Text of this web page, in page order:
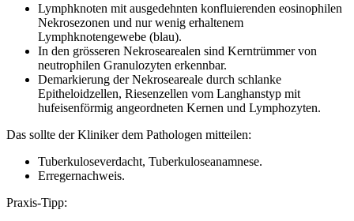
Lymphknoten mit ausgedehnten konfluierenden eosinophilen
Nekrosezonen und nur wenig erhaltenem
Lymphknotengewebe (blau).
In den grösseren Nekrosearealen sind Kerntrümmer von
neutrophilen Granulozyten erkennbar.
Demarkierung der Nekroseareale durch schlanke
Epitheloidzellen, Riesenzellen vom Langhanstyp mit
hufeisenförmig angeordneten Kernen und Lymphozyten.
Das sollte der Kliniker dem Pathologen mitteilen:
Tuberkuloseverdacht, Tuberkuloseanamnese.
Erregernachweis.
Praxis-Tipp: